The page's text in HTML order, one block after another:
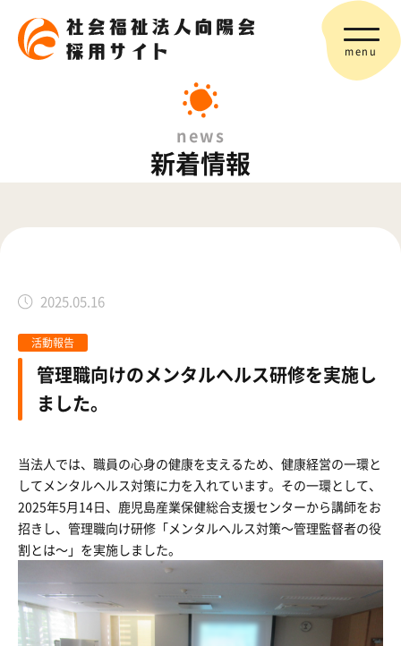
menu
news
新着情報
2025.05.16
活動報告
管理職向けのメンタルヘルス研修を実施し
ました。
当法人では、職員の心身の健康を支えるため、健康経営の一環と
してメンタルヘルス対策に力を入れています。その一環として、
2025年5月14日、鹿児島産業保健総合支援センターから講師をお
招きし、管理職向け研修「メンタルヘルス対策～管理監督者の役
割とは～」を実施しました。